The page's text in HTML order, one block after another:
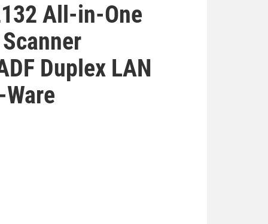
All-in-One
Duplex LAN